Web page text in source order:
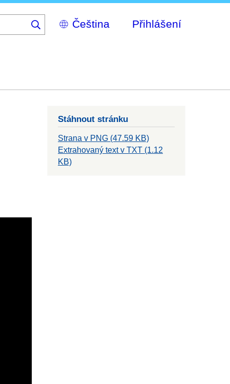
Select
your
Přihlášení
Stáhnout stránku
Strana v PNG (47.59 KB)
Extrahovaný text v TXT (1.12
KB)